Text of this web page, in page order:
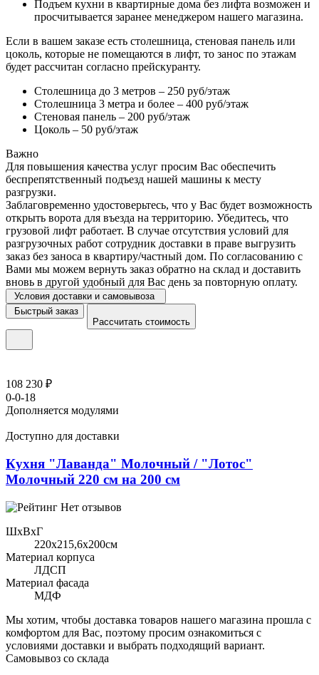
Подъем кухни в квартирные дома без лифта возможен и
просчитывается заранее менеджером нашего магазина.
Если в вашем заказе есть столешница, стеновая панель или
цоколь, которые не помещаются в лифт, то занос по этажам
будет рассчитан согласно прейскуранту.
Столешница до 3 метров – 250 руб/этаж
Столешница 3 метра и более – 400 руб/этаж
Стеновая панель – 200 руб/этаж
Цоколь – 50 руб/этаж
Важно
Для повышения качества услуг просим Вас обеспечить
беспрепятственный подъезд нашей машины к месту
разгрузки.
Заблаговременно удостоверьтесь, что у Вас будет возможность
открыть ворота для въезда на территорию. Убедитесь, что
грузовой лифт работает. В случае отсутствия условий для
разгрузочных работ сотрудник доставки в праве выгрузить
заказ без заноса в квартиру/частный дом. По согласованию с
Вами мы можем вернуть заказ обратно на склад и доставить
вновь в другой удобный для Вас день за повторную оплату.
Условия доставки и самовывоза
Быстрый заказ
Рассчитать стоимость
108 230 ₽
0-0-18
Дополняется модулями
Доступно для доставки
Кухня "Лаванда" Молочный / "Лотос"
Молочный 220 см на 200 см
Нет отзывов
ШхВхГ
220x215,6х200см
Материал корпуса
ЛДСП
Материал фасада
МДФ
Мы хотим, чтобы доставка товаров нашего магазина прошла с
комфортом для Вас, поэтому просим ознакомиться с
условиями доставки и выбрать подходящий вариант.
Самовывоз со склада